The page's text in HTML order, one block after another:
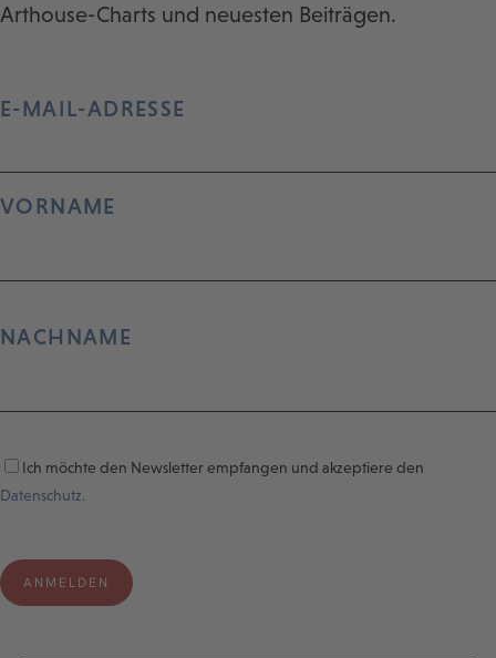
Arthouse-Charts und neuesten Beiträgen.
E-MAIL-ADRESSE
VORNAME
NACHNAME
Ich möchte den Newsletter empfangen und akzeptiere den
Datenschutz.